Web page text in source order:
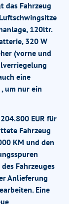
das Fahrzeug
120ltr.
320 W
(vorne und
eine
um nur ein
EUR für
Fahrzeug
KM und den
Fahrzeuges
Anlieferung
Eine